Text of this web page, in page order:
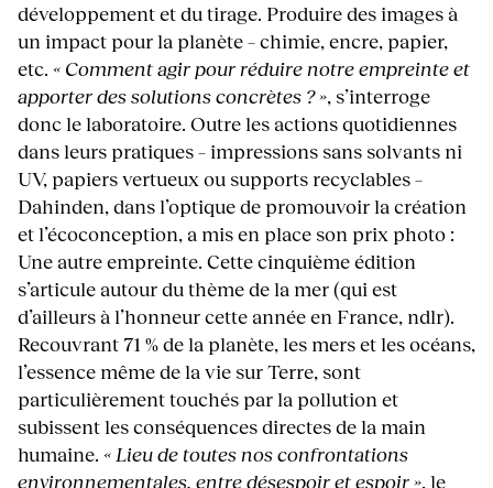
développement et du tirage. Produire des images à
un impact pour la planète – chimie, encre, papier,
etc. « Comment agir pour réduire notre empreinte et
apporter des solutions concrètes ? », s’interroge
donc le laboratoire. Outre les actions quotidiennes
dans leurs pratiques – impressions sans solvants ni
UV, papiers vertueux ou supports recyclables –
Dahinden, dans l’optique de promouvoir la création
et l’écoconception, a mis en place son prix photo :
Une autre empreinte. Cette cinquième édition
s’articule autour du thème de la mer (qui est
d’ailleurs à l’honneur cette année en France, ndlr).
Recouvrant 71 % de la planète, les mers et les océans,
l’essence même de la vie sur Terre, sont
particulièrement touchés par la pollution et
subissent les conséquences directes de la main
humaine. « Lieu de toutes nos confrontations
environnementales, entre désespoir et espoir », le